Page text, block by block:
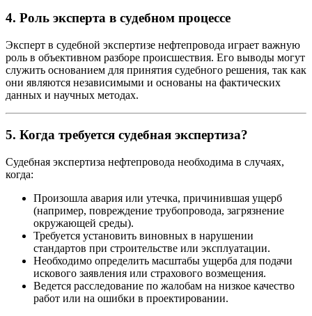
4. Роль эксперта в судебном процессе
Эксперт в судебной экспертизе нефтепровода играет важную
роль в объективном разборе происшествия. Его выводы могут
служить основанием для принятия судебного решения, так как
они являются независимыми и основаны на фактических
данных и научных методах.
5. Когда требуется судебная экспертиза?
Судебная экспертиза нефтепровода необходима в случаях,
когда:
Произошла авария или утечка, причинившая ущерб
(например, повреждение трубопровода, загрязнение
окружающей среды).
Требуется установить виновных в нарушении
стандартов при строительстве или эксплуатации.
Необходимо определить масштабы ущерба для подачи
искового заявления или страхового возмещения.
Ведется расследование по жалобам на низкое качество
работ или на ошибки в проектировании.